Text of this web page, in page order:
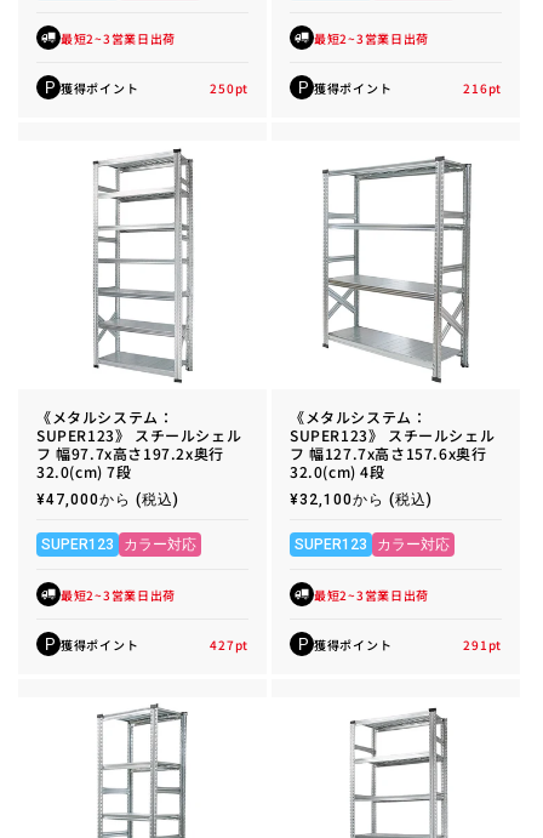
最短2~3営業日出荷
P 獲得ポイント 250pt
最短2~3営業日出荷
P 獲得ポイント 216pt
《メタルシステム：
SUPER123》 スチールシェル
フ 幅97.7x高さ197.2x奥行
32.0(cm) 7段
通
価
格
¥47,000から (税込)
SUPER123 カラー対応
最短2~3営業日出荷
P 獲得ポイント 427pt
《メタルシステム：
SUPER123》 スチールシェル
フ 幅127.7x高さ157.6x奥行
32.0(cm) 4段
通
価
格
¥32,100から (税込)
SUPER123 カラー対応
最短2~3営業日出荷
P 獲得ポイント 291 pt